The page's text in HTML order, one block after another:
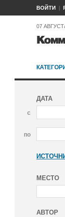
ВОЙТИ
07
ДАТА
с
по
МЕСТО
АВТОР